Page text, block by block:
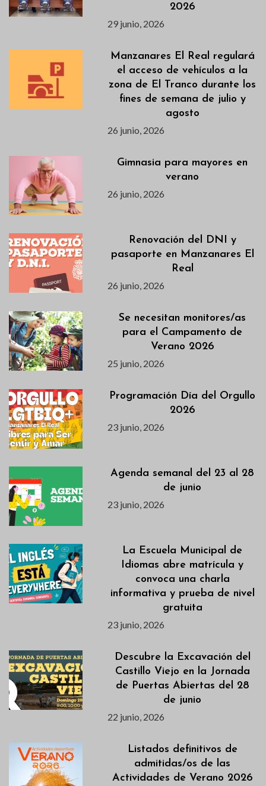
2026
29 junio, 2026
Manzanares El Real regulará
el acceso de vehículos a la
zona de El Tranco durante los
fines de semana de julio y
agosto
26 junio, 2026
Gimnasia para mayores en
verano
26 junio, 2026
Renovación del DNI y
pasaporte en Manzanares El
Real
26 junio, 2026
Se necesitan monitores/as
para el Campamento de
Verano 2026
25 junio, 2026
Programación Día del Orgullo
2026
23 junio, 2026
Agenda semanal del 23 al 28
de junio
23 junio, 2026
La Escuela Municipal de
Idiomas abre matrícula y
convoca una charla
informativa y prueba de nivel
gratuita
23 junio, 2026
Descubre la Excavación del
Castillo Viejo en la Jornada
de Puertas Abiertas del 28
de junio
22 junio, 2026
Listados definitivos de
admitidas/os de las
Actividades de Verano 2026